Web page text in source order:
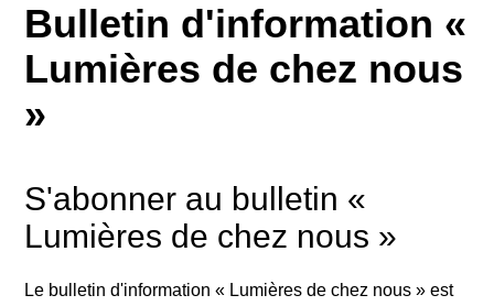
Bulletin d'information «
Lumières de chez nous
»
S'abonner au bulletin «
Lumières de chez nous »
Le bulletin d'information « Lumières de chez nous » est